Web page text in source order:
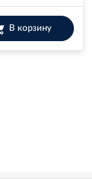
В корзину